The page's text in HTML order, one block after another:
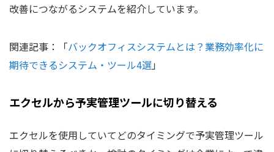
改善につながるシステムを紹介しています。
関連記事： 「バックオフィスシステムとは？業務効率化に
期待できるシステム・ツール4選」
エクセルから予実管理ツールに切り替える
エクセルを使用していてどのタイミングで予実管理ツール